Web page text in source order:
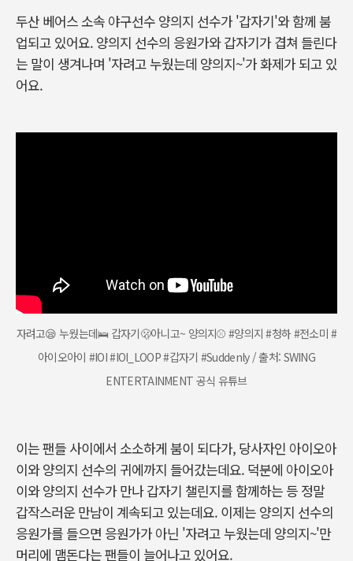
두산 베어스 소속 야구선수 양의지 선수가 '갑자기'와 함께 붐
업되고 있어요. 양의지 선수의 응원가와 갑자기가 겹쳐 들린다
는 말이 생겨나며 '자려고 누웠는데 양의지~'가 화제가 되고 있
어요.
자려고😪 누웠는데🛌 갑자기🫢아니고~ 양의지⚾️ #양의지 #청하 #전소미 #
아이오아이 #IOI #IOI_LOOP #갑자기 #Suddenly / 출처: SWING
ENTERTAINMENT 공식 유튜브
이는 팬들 사이에서 소소하게 붐이 되다가, 당사자인 아이오아
이와 양의지 선수의 귀에까지 들어갔는데요. 덕분에 아이오아
이와 양의지 선수가 만나 갑자기 챌린지를 함께하는 등 정말
갑작스러운 만남이 계속되고 있는데요. 이제는 양의지 선수의
응원가를 들으면 응원가가 아닌 '자려고 누웠는데 양의지~'만
머리에 맴돈다는 팬들이 늘어나고 있어요.